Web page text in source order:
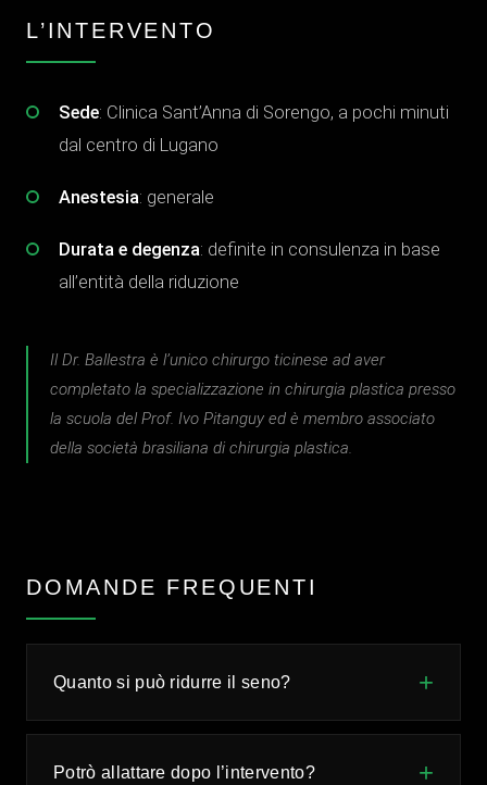
L’INTERVENTO
Sede: Clinica Sant’Anna di Sorengo, a pochi minuti
dal centro di Lugano
Anestesia: generale
Durata e degenza: definite in consulenza in base
all’entità della riduzione
Il Dr. Ballestra è l’unico chirurgo ticinese ad aver
completato la specializzazione in chirurgia plastica presso
la scuola del Prof. Ivo Pitanguy ed è membro associato
della società brasiliana di chirurgia plastica.
DOMANDE FREQUENTI
Quanto si può ridurre il seno?
Potrò allattare dopo l’intervento?